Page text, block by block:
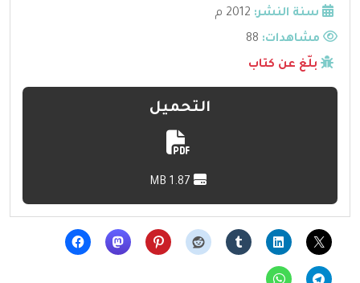
سنة النشر: 2012 م
مشاهدات:
بلّغ عن كتاب
التحميل